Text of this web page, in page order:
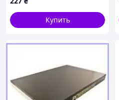
Body, A8319228MB
Купить